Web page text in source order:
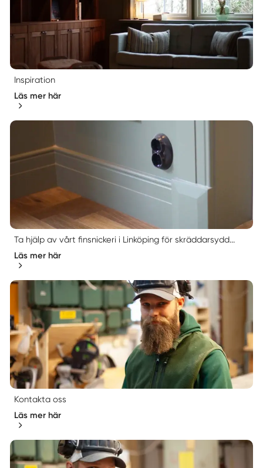
Inspiration
Läs mer här
Ta hjälp av vårt finsnickeri i Linköping för skräddarsydd...
Läs mer här
Kontakta oss
Läs mer här